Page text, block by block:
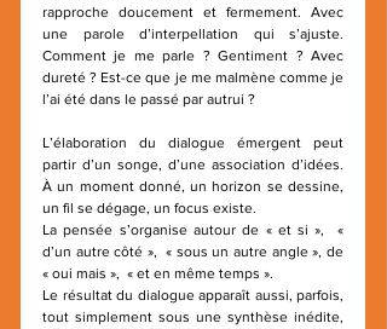
rapproche doucement et fermement. Avec
une parole d’interpellation qui s’ajuste.
Comment je me parle ? Gentiment ? Avec
dureté ? Est-ce que je me malmène comme je
l’ai été dans le passé par autrui ?
L’élaboration du dialogue émergent peut
partir d’un songe, d’une association d’idées.
À un moment donné, un horizon se dessine,
un fil se dégage, un focus existe.
La pensée s’organise autour de « et si »,  «
d’un autre côté »,  « sous un autre angle », de
« oui mais »,  « et en même temps ».
Le résultat du dialogue apparaît aussi, parfois,
tout simplement sous une synthèse inédite,